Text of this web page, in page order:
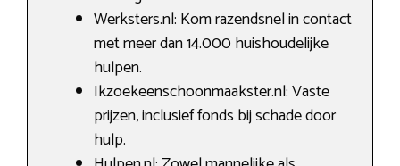
Werksters.nl: Kom razendsnel in contact
met meer dan 14.000 huishoudelijke
hulpen.
Ikzoekeenschoonmaakster.nl: Vaste
prijzen, inclusief fonds bij schade door
hulp.